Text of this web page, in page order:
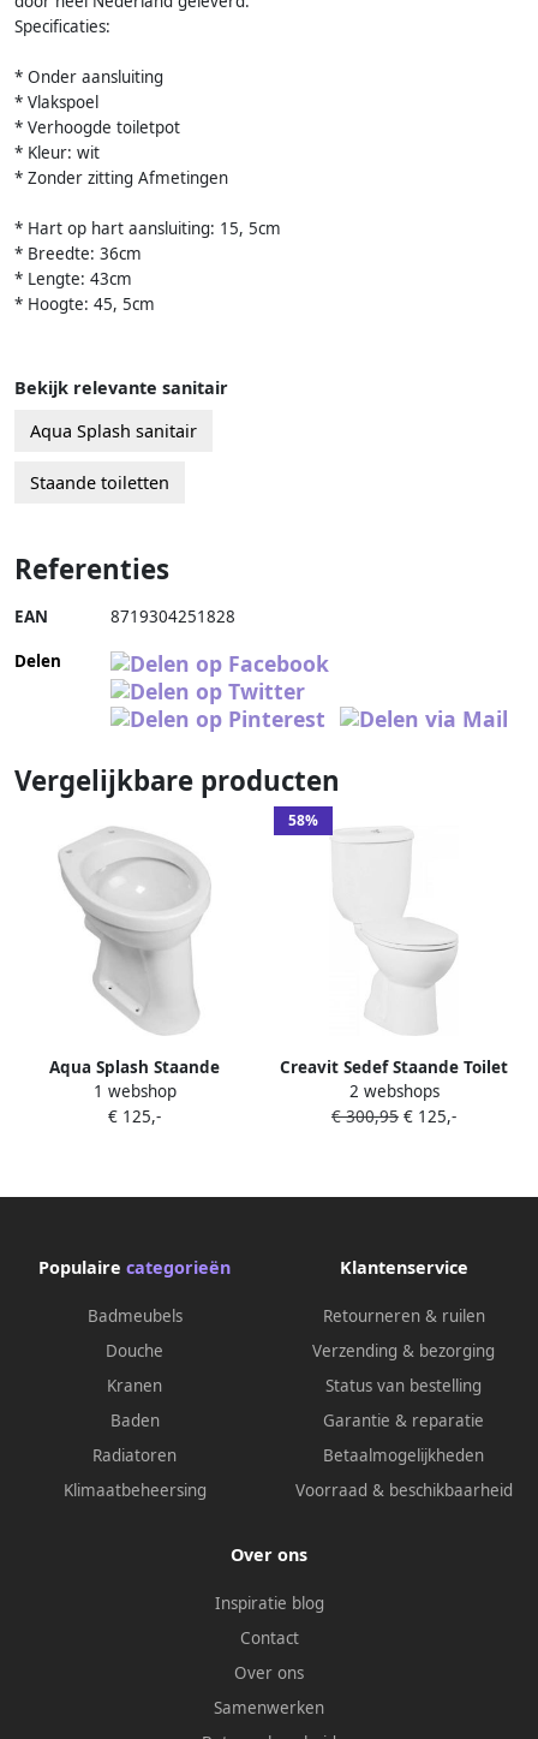
Specificaties:
* Onder aansluiting
* Vlakspoel
* Verhoogde toiletpot
* Kleur: wit
* Zonder zitting Afmetingen
* Hart op hart aansluiting: 15, 5cm
* Breedte: 36cm
* Lengte: 43cm
* Hoogte: 45, 5cm
Bekijk relevante sanitair
Aqua Splash sanitair
Staande toiletten
Referenties
EAN 8719304251828
Delen
Vergelijkbare producten
Aqua Splash Staande
Verhoogde Toiletpot
Vlakspoel Wit
1 webshop
€ 125,-
58%
Creavit Sedef Staande Toilet
onderpot zonder bidet
sproeier s-trap wit SD300-
2 webshops
€ 300,95 € 125,-
Populaire categorieën
Badmeubels
Douche
Kranen
Baden
Radiatoren
Klimaatbeheersing
Klantenservice
Retourneren & ruilen
Verzending & bezorging
Status van bestelling
Garantie & reparatie
Betaalmogelijkheden
Voorraad & beschikbaarheid
Over ons
Inspiratie blog
Contact
Over ons
Samenwerken